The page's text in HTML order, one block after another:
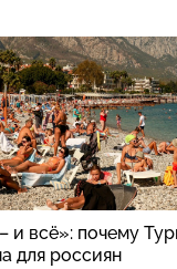
и всё»: почему
для россиян